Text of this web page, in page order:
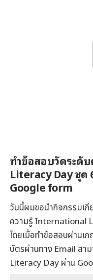
ทำข้อสอบวัดระดั
Literacy Day ชุด
Google form
วันนี้ผมขอนำกิจกรรมเ
ความรู้ International
โดยเมื่อทำข้อสอบผ่านเ
บัตรผ่านทาง Email ส
Literacy Day ผ่าน